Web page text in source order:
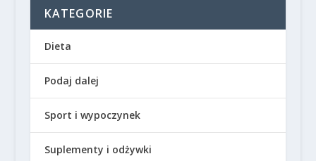
KATEGORIE
Dieta
Podaj dalej
Sport i wypoczynek
Suplementy i odżywki